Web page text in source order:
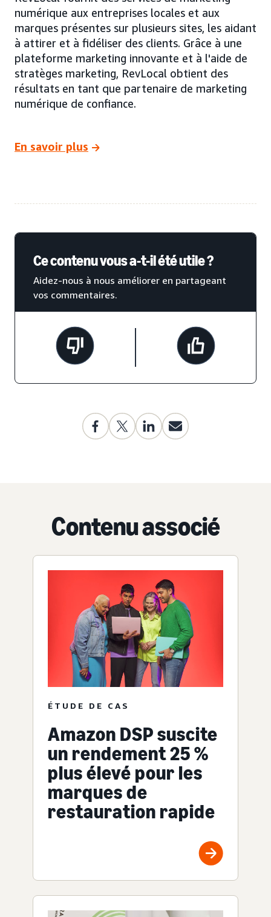
numérique aux entreprises locales et aux
marques présentes sur plusieurs sites, les aidant
à attirer et à fidéliser des clients. Grâce à une
plateforme marketing innovante et à l'aide de
stratèges marketing, RevLocal obtient des
résultats en tant que partenaire de marketing
numérique de confiance.
En savoir plus
Ce contenu vous a-t-il été utile ?
Aidez-nous à nous améliorer en partageant
vos commentaires.
Contenu associé
ÉTUDE DE CAS
Amazon DSP suscite
un rendement 25 %
plus élevé pour les
marques de
restauration rapide